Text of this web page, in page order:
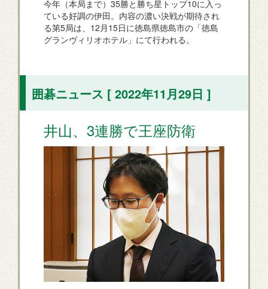
今年（本局まで）35勝と勝ち星トップ10に入っ
ている好調の伊田。内容の濃い決戦が期待され
る第5局は、12月15日に徳島県徳島市の「徳島
グランヴィリオホテル」にて行われる。
囲碁ニュース [ 2022年11月29日 ]
井山、3連勝で王座防衛